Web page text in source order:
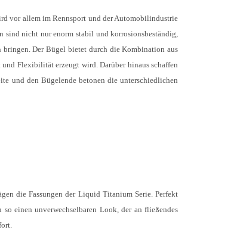
vor allem im Rennsport und der Automobilindustrie
nicht nur enorm stabil und korrosionsbeständig,
bringen. Der Bügel bietet durch die Kombination aus
Flexibilität erzeugt wird. Darüber hinaus schaffen
und den Bügelende betonen die unterschiedlichen
die Fassungen der Liquid Titanium Serie. Perfekt
einen unverwechselbaren Look, der an fließendes